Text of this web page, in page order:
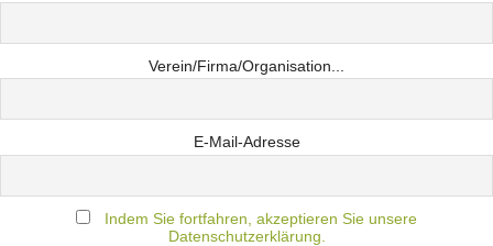
Verein/Firma/Organisation...
E-Mail-Adresse
Indem Sie fortfahren, akzeptieren Sie unsere
Datenschutzerklärung.